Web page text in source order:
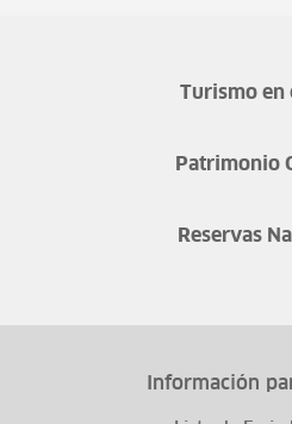
Turismo en
Patrimonio
Reservas
Información